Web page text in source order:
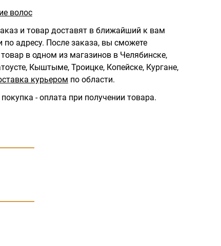
волос
и товар доставят в ближайший к вам
по адресу. После заказа, вы сможете
в одном из магазинов в Челябинске,
Кыштыме, Троицке, Копейске, Кургане,
курьером по области.
- оплата при получении товара.